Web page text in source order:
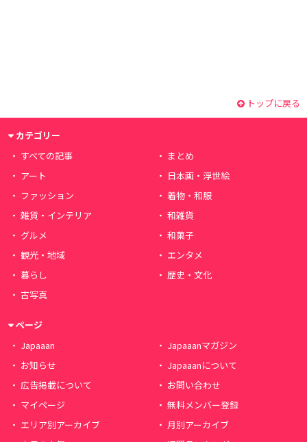
トップに戻る
カテゴリー
すべての記事
まとめ
アート
日本画・浮世絵
ファッション
着物・和服
雑貨・インテリア
和雑貨
グルメ
和菓子
観光・地域
エンタメ
暮らし
歴史・文化
古写真
ページ
Japaaan
Japaaanマガジン
お知らせ
Japaaanについて
広告掲載について
お問い合わせ
マイページ
無料メンバー登録
エリア別アーカイブ
月別アーカイブ